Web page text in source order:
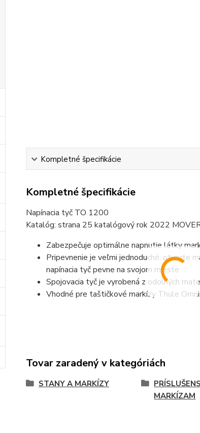
Kompletné špecifikácie
Kompletné špecifikácie
Napínacia tyč TO 1200
Katalóg: strana 25 katalógový rok 2022
Zabezpečuje optimálne napnutie látky
Pripevnenie je veľmi jednoduché: otvorte
napínacia tyč pevne na svojom mieste
Spojovacia tyč je vyrobená z odolných
Vhodné pre taštičkové markízy Thule
Tovar zaradený v kategóriách
STANY A MARKÍZY
MARKÍZAM